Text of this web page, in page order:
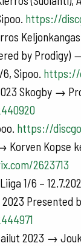
https://
by
Sipoo. https://
Skogby →
https://
Korven Kopse
2623713
1/6 –
Presented
2023 →